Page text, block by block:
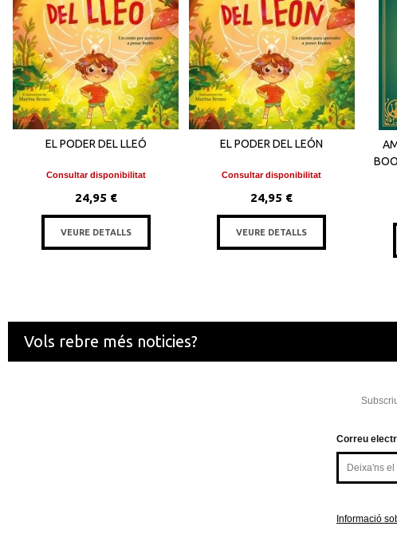
EL PODER DEL LLEÓ
Consultar disponibilitat
24,95 €
VEURE DETALLS
EL PODER DEL LEÓN
Consultar disponibilitat
24,95 €
VEURE DETALLS
Vols rebre més noticies?
Correu
Informació